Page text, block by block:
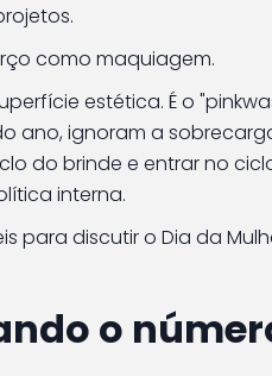
como maquiagem.
estética. É o
ano, ignoram a
do brinde e entrar no
interna.
para discutir o Dia da
o